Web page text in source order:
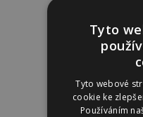
Tyto
Tyto webové
cookie ke
Používáním